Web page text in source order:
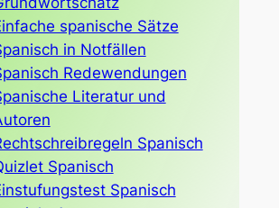
spanische Sätze
in Notfällen
Redewendungen
Literatur und
Spanisch
Spanisch
Spanisch